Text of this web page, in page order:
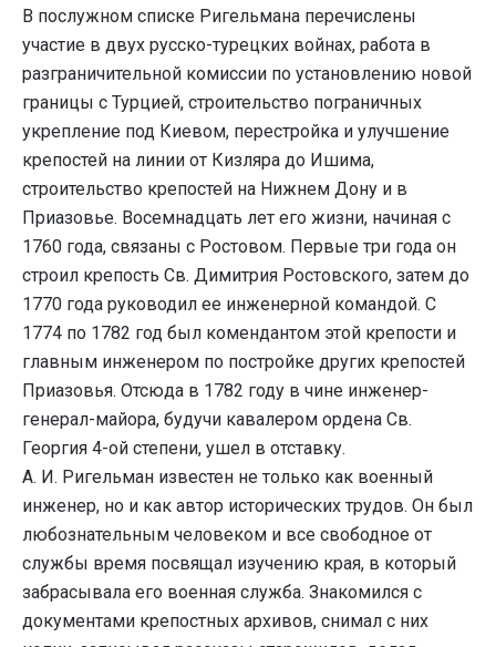
В послужном списке Ригельмана перечислены
участие в двух русско-турецких войнах, работа в
разграничительной комиссии по установлению новой
границы с Турцией, строительство пограничных
укрепление под Киевом, перестройка и улучшение
крепостей на линии от Кизляра до Ишима,
строительство крепостей на Нижнем Дону и в
Приазовье. Восемнадцать лет его жизни, начиная с
1760 года, связаны с Ростовом. Первые три года он
строил крепость Св. Димитрия Ростовского, затем до
1770 года руководил ее инженерной командой. С
1774 по 1782 год был комендантом этой крепости и
главным инженером по постройке других крепостей
Приазовья. Отсюда в 1782 году в чине инженер-
генерал-майора, будучи кавалером ордена Св.
Георгия 4-ой степени, ушел в отставку.
А. И. Ригельман известен не только как военный
инженер, но и как автор исторических трудов. Он был
любознательным человеком и все свободное от
службы время посвящал изучению края, в который
забрасывала его военная служба. Знакомился с
документами крепостных архивов, снимал с них